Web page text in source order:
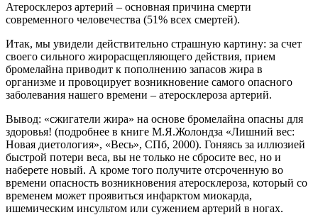
Атеросклероз артерий – основная причина смерти
современного человечества (51% всех смертей).
Итак, мы увидели действительно страшную картину: за счет
своего сильного жирорасщепляющего действия, прием
бромелайна приводит к пополнению запасов жира в
организме и провоцирует возникновение самого опасного
заболевания нашего времени – атеросклероза артерий.
Вывод: «сжигатели жира» на основе бромелайна опасны для
здоровья! (подробнее в книге М.Я.Жолондза «Лишний вес:
Новая диетология», «Весь», СПб, 2000). Гоняясь за иллюзией
быстрой потери веса, вы не только не сбросите вес, но и
наберете новый. А кроме того получите отсроченную во
времени опасность возникновения атеросклероза, который со
временем может проявиться инфарктом миокарда,
ишемическим инсультом или сужением артерий в ногах.